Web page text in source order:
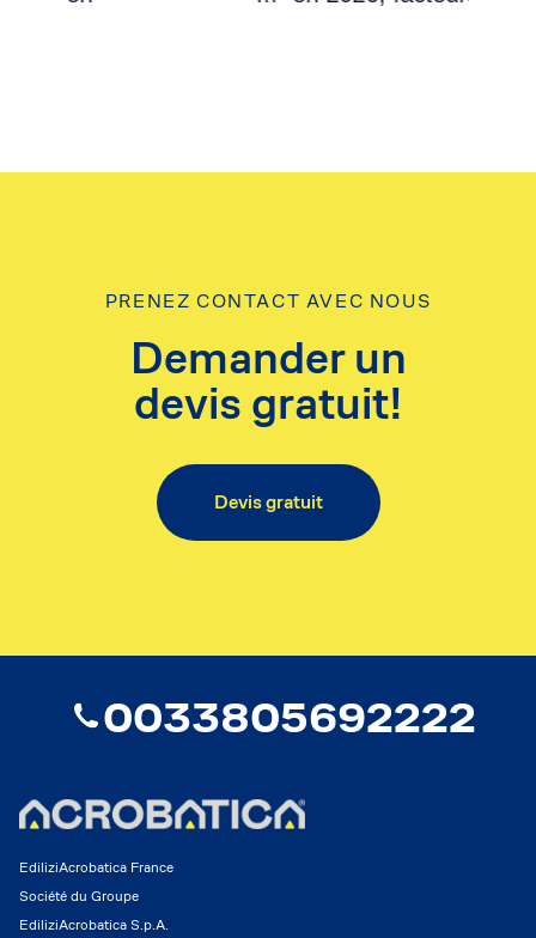
PRENEZ CONTACT AVEC NOUS
Demander un
devis gratuit!
Devis gratuit
0033805692222
EdiliziAcrobatica France
Société du Groupe
EdiliziAcrobatica S.p.A.